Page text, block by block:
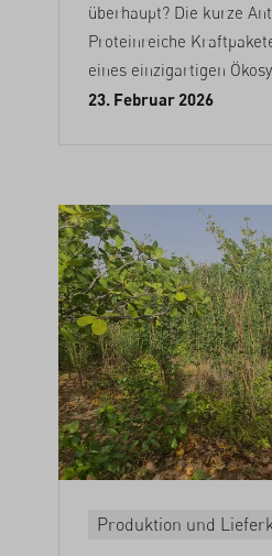
überhaupt? Die kurze
Proteinreiche
eines einzigartigen
23. Februar 2026
Produktion und